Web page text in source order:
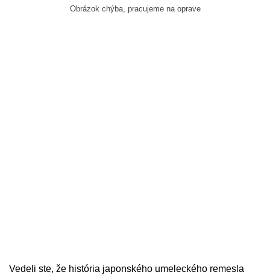
Obrázok chýba, pracujeme na oprave
Vedeli ste, že história japonského umeleckého remesla